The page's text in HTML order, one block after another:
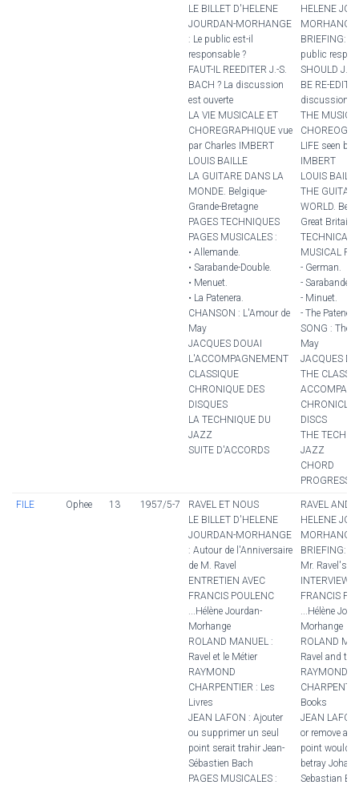
LE BILLET D'HELENE
JOURDAN-MORHANGE
: Le public est-il
responsable ?
FAUT-IL REEDITER J.-S.
BACH ? La discussion
est ouverte
LA VIE MUSICALE ET
CHOREGRAPHIQUE vue
par Charles IMBERT
LOUIS BAILLE
LA GUITARE DANS LA
MONDE. Belgique-
Grande-Bretagne
PAGES TECHNIQUES
PAGES MUSICALES :
• Allemande.
• Sarabande-Double.
• Menuet.
• La Patenera.
CHANSON : L'Amour de
May
JACQUES DOUAI
L'ACCOMPAGNEMENT
CLASSIQUE
CHRONIQUE DES
DISQUES
LA TECHNIQUE DU
JAZZ
SUITE D'ACCORDS
HELENE
BRIEFING: Is
public
SHOULD J.-
BE RE-
discussion is
THE
LIFE seen by
IMBERT
LOUIS BAILLE
THE GUITAR
WORLD.
Great Britain
TECHNICAL
MUSICAL
- German.
- Sarabande-
- Minuet.
- The
SONG : The
May
JACQUES
THE
CHRONICLE
DISCS
THE
JAZZ
CHORD
FILE Ophee 13 1957/5-7
RAVEL ET NOUS
LE BILLET D'HELENE
JOURDAN-MORHANGE
: Autour de l'Anniversaire
de M. Ravel
ENTRETIEN AVEC
FRANCIS POULENC
...Hélène Jourdan-
Morhange
ROLAND MANUEL :
Ravel et le Métier
RAYMOND
CHARPENTIER : Les
Livres
JEAN LAFON : Ajouter
ou supprimer un seul
point serait trahir Jean-
Sébastien Bach
PAGES MUSICALES :
RAVEL AND
HELENE
BRIEFING:
Mr. Ravel's
INTERVIEW
FRANCIS
...Hélène
Morhange
ROLAND
Ravel and the
RAYMOND
Books
JEAN
or remove a
point would
betray Johann
Sebastian